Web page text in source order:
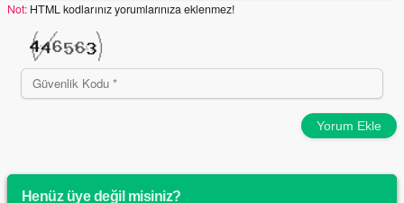
Not: HTML kodlarınız yorumlarınıza eklenmez!
Yorum Ekle
Henüz üye değil misiniz?